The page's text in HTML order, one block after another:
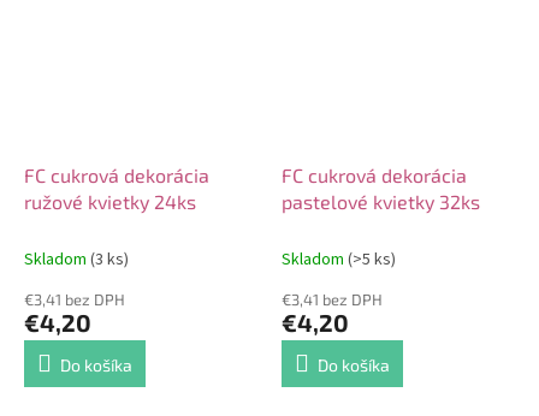
FC cukrová dekorácia
ružové kvietky 24ks
Skladom (3 ks)
€3,41 bez DPH
€4,20
Do košíka
FC cukrová dekorácia
pastelové kvietky 32ks
Skladom (>5 ks)
€3,41 bez DPH
€4,20
Do košíka